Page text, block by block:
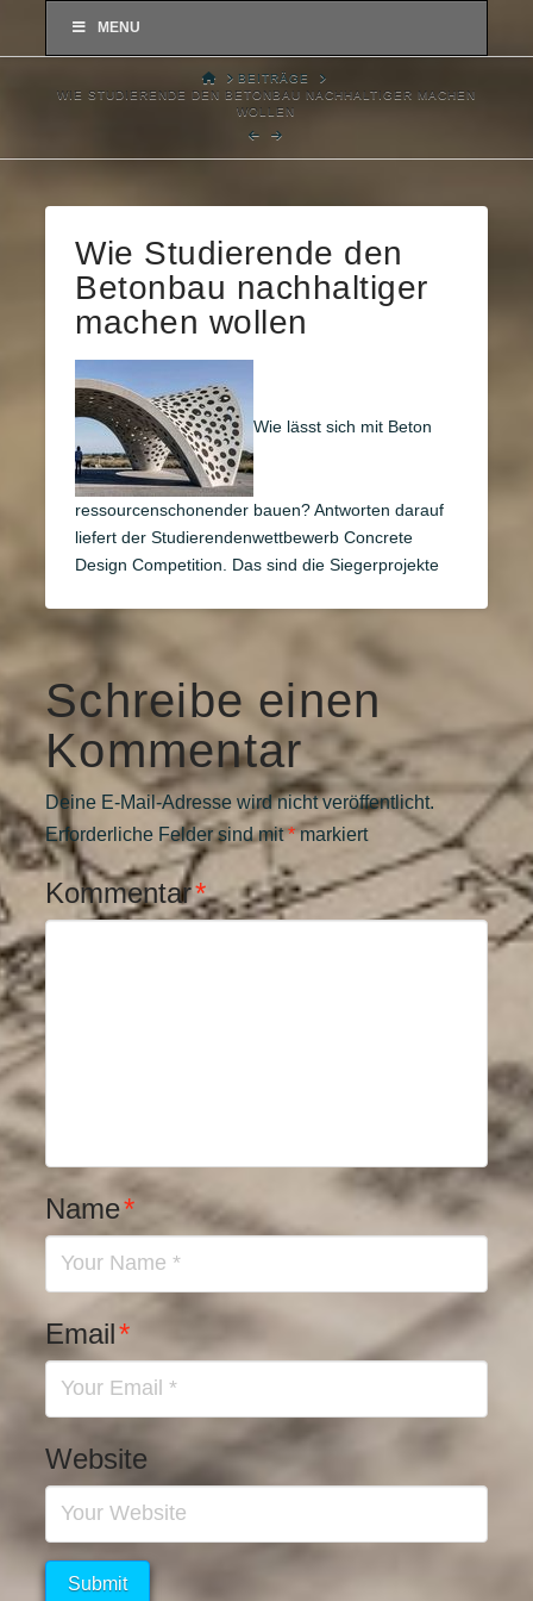
MENU
HOMEBEITRÄGE
WIE STUDIERENDE DEN BETONBAU NACHHALTIGER MACHEN
WOLLEN
Wie Studierende den
Betonbau nachhaltiger
machen wollen
Wie lässt sich mit Beton
ressourcenschonender bauen? Antworten darauf
liefert der Studierendenwettbewerb Concrete
Design Competition. Das sind die Siegerprojekte
Schreibe einen
Kommentar
Deine E-Mail-Adresse wird nicht veröffentlicht.
Erforderliche Felder sind mit*markiert
Kommentar*
Name*
Email*
Website